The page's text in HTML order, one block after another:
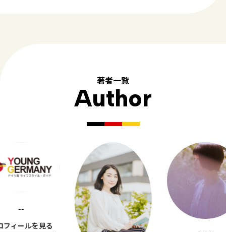
著者一覧
Author
--
フィールを見る